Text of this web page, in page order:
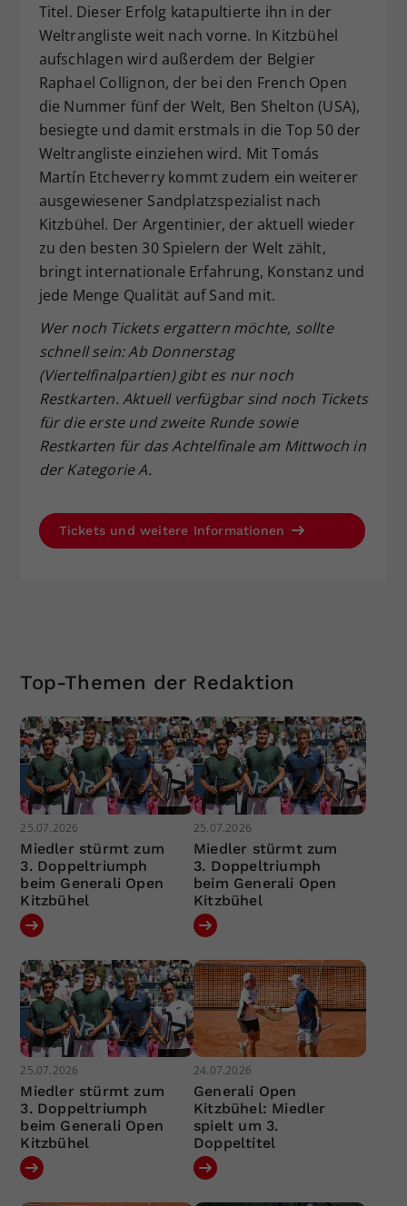
Titel. Dieser Erfolg katapultierte ihn in der
Weltrangliste weit nach vorne. In Kitzbühel
aufschlagen wird außerdem der Belgier
Raphael Collignon, der bei den French Open
die Nummer fünf der Welt, Ben Shelton (USA),
besiegte und damit erstmals in die Top 50 der
Weltrangliste einziehen wird. Mit Tomás
Martín Etcheverry kommt zudem ein weiterer
ausgewiesener Sandplatzspezialist nach
Kitzbühel. Der Argentinier, der aktuell wieder
zu den besten 30 Spielern der Welt zählt,
bringt internationale Erfahrung, Konstanz und
jede Menge Qualität auf Sand mit.
Wer noch Tickets ergattern möchte, sollte
schnell sein: Ab Donnerstag
(Viertelfinalpartien) gibt es nur noch
Restkarten. Aktuell verfügbar sind noch Tickets
für die erste und zweite Runde sowie
Restkarten für das Achtelfinale am Mittwoch in
der Kategorie A.
Tickets und weitere Informationen
Top-Themen der Redaktion
25.07.2026
Miedler stürmt zum
3. Doppeltriumph
beim Generali Open
Kitzbühel
25.07.2026
Miedler stürmt zum
3. Doppeltriumph
beim Generali Open
Kitzbühel
25.07.2026
Miedler stürmt zum
3. Doppeltriumph
beim Generali Open
Kitzbühel
24.07.2026
Generali Open
Kitzbühel: Miedler
spielt um 3.
Doppeltitel